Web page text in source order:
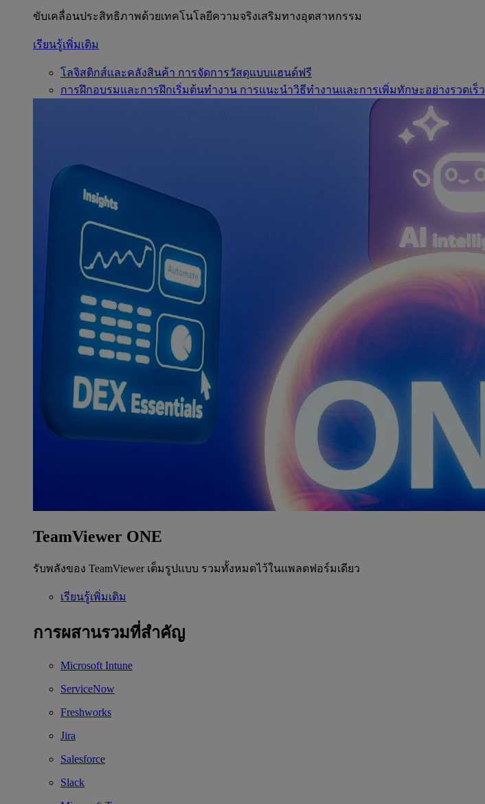
ขับเคลื่อนประสิทธิภาพด้วยเทคโนโลยีความจริงเสริมทางอุตสาหกรรม
เรียนรู้เพิ่มเติม
โลจิสติกส์และคลังสินค้า การจัดการวัสดุแบบแฮนด์ฟรี
การฝึกอบรมและการฝึกเริ่มต้นทำงาน การแนะนำวิธีทำงานและการเพิ่มทักษะอย่างรวดเร็ว
TeamViewer ONE
รับพลังของ TeamViewer เต็มรูปแบบ รวมทั้งหมดไว้ในแพลตฟอร์มเดียว
เรียนรู้เพิ่มเติม
การผสานรวมที่สำคัญ
Microsoft Intune
ServiceNow
Freshworks
Jira
Salesforce
Slack